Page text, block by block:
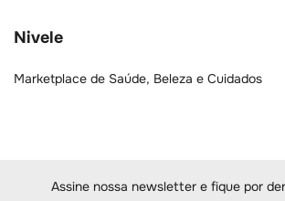
Nivele
Marketplace de Saúde, Beleza e Cuidados
Assine nossa newsletter e fique por